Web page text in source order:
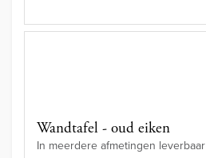
Wandtafel - oud eiken
In meerdere afmetingen leverbaar